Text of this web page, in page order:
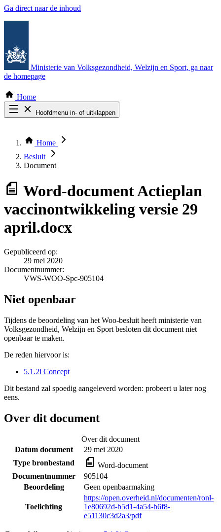
Ga direct naar de inhoud
Ministerie van Volksgezondheid, Welzijn en Sport, ga naar
de homepage
Home
Hoofdmenu in- of uitklappen
Thema COVID-19
Bekijk per bestuursorgaan
Home
Besluit
Document
Word-documentActieplan
vaccinontwikkeling versie 29
april.docx
Gepubliceerd op:
29 mei 2020
Documentnummer:
VWS-WOO-Spc-905104
Niet openbaar
Tijdens de beoordeling van het Woo-besluit heeft ministerie van
Volksgezondheid, Welzijn en Sport besloten dit document niet
openbaar te maken.
De reden hiervoor is:
5.1.2i Concept
Dit bestand zal spoedig aangeleverd worden: probeert u later nog
eens.
Over dit document
Over dit document
Datum document
29 mei 2020
Type bronbestand
Word-document
Documentnummer
905104
Beoordeling
Geen openbaarmaking
Toelichting
https://open.overheid.nl/documenten/ronl-
1e80692d-b5d1-4a54-b6f8-
e51130c3d2a3/pdf